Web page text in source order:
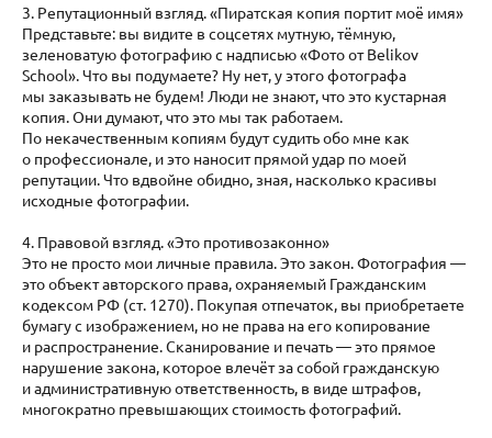
3. Репутационный взгляд. «Пиратская копия портит моё имя»
Представьте: вы видите в соцсетях мутную, тёмную,
зеленоватую фотографию с надписью «Фото от Belikov
School». Что вы подумаете? Ну нет, у этого фотографа
мы заказывать не будем! Люди не знают, что это кустарная
копия. Они думают, что это мы так работаем.
По некачественным копиям будут судить обо мне как
о профессионале, и это наносит прямой удар по моей
репутации. Что вдвойне обидно, зная, насколько красивы
исходные фотографии.
4. Правовой взгляд. «Это противозаконно»
Это не просто мои личные правила. Это закон. Фотография —
это объект авторского права, охраняемый Гражданским
кодексом РФ (ст. 1270). Покупая отпечаток, вы приобретаете
бумагу с изображением, но не права на его копирование
и распространение. Сканирование и печать — это прямое
нарушение закона, которое влечёт за собой гражданскую
и административную ответственность, в виде штрафов,
многократно превышающих стоимость фотографий.